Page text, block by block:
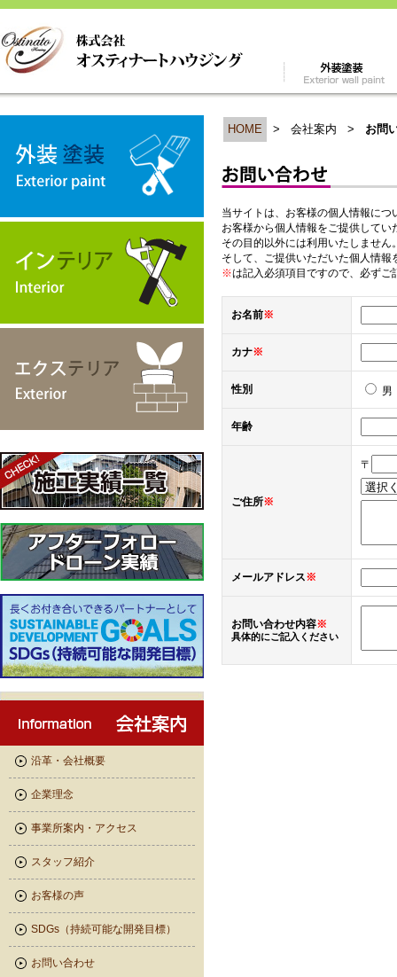
沿革・会社概要
企業理念
事業所案内・アクセス
スタッフ紹介
お客様の声
SDGs（持続可能な開発目標）
お問い合わせ
HOME > 会社案内 > お問
当サイトは、お客様の個人情報に
お客様から個人情報をご提供して
その目的以外には利用いたしません
そして、ご提供いただいた個人情
※は記入必須項目ですので、必ずご
お名前※
カナ※
性別 男
年齢
ご住所※
〒
メールアドレス※
お問い合わせ内容※
具体的にご記入ください